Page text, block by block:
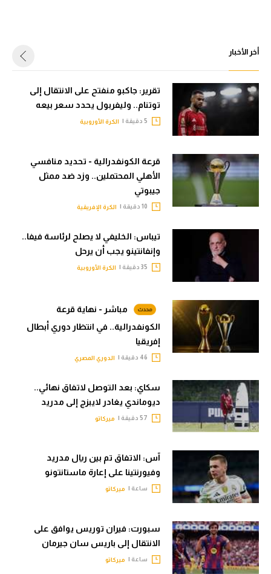
أخر الأخبار
تقرير: جاكبو منفتح على الانتقال إلى
توتنام.. وليفربول يحدد سعر بيعه
الكرة الأوروبية
قرعة الكونفدرالية - تحديد منافسي
الأهلي المحتملين.. وزد ضد ممثل
جيبوتي
الكرة الإفريقية
تيباس: الخليفي لا يصلح لرئاسة فيفا..
وإنفانتينو يجب أن يرحل
الكرة الأوروبية
مباشر - نهاية قرعة
الكونفدرالية.. في انتظار دوري أبطال
إفريقيا
الدوري المصري
سكاي: بعد التوصل لاتفاق نهائي..
ديوماندي يغادر لايبزج إلى مدريد
ميركاتو
آس: الاتفاق تم بين ريال مدريد
وفيورنتينا على إعارة ماستانتونو
ساعة | ميركاتو
سبورت: فيران توريس يوافق على
الانتقال إلى باريس سان جيرمان
ساعة | ميركاتو